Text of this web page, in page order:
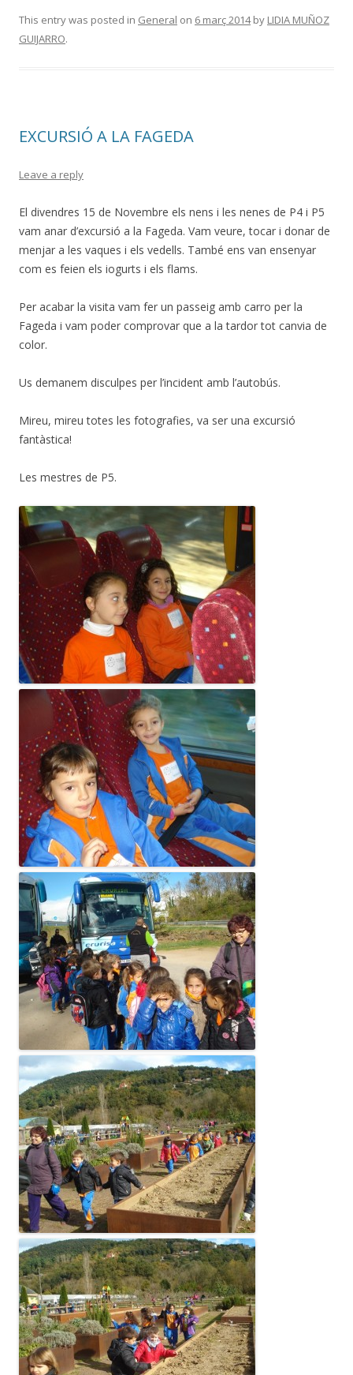
This entry was posted in General on 6 març 2014by LIDIA MUÑOZ
GUIJARRO.
EXCURSIÓ A LA FAGEDA
Leave a reply
El divendres 15 de Novembre els nens i les nenes de P4 i P5
vam anar d’excursió a la Fageda. Vam veure, tocar i donar de
menjar a les vaques i els vedells. També ens van ensenyar
com es feien els iogurts i els flams.
Per acabar la visita vam fer un passeig amb carro per la
Fageda i vam poder comprovar que a la tardor tot canvia de
color.
Us demanem disculpes per l’incident amb l’autobús.
Mireu, mireu totes les fotografies, va ser una excursió
fantàstica!
Les mestres de P5.